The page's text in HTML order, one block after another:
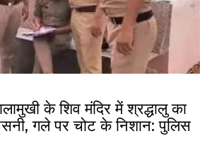
के शिव मंदिर में श्रद्धालु का
गले पर चोट के निशान: पुलिस